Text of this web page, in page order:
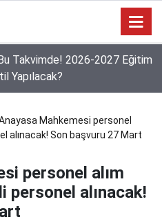
Tercihleri Başladı: Gözler
Kararında!
Mahkemesi personel
alınacak! Son başvuru 27 Mart
personel alım
personel alınacak!